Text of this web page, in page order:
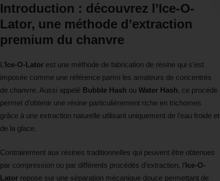
Introduction : découvrez l’Ice-O-
Lator, une méthode d’extraction
premium du chanvre
L’Ice-O-Lator est une méthode de fabrication de résine qui s’est
imposée comme une référence parmi les amateurs de concentrés
de chanvre. Aussi appelé Bubble Hash ou Water Hash, ce procédé
permet d’obtenir une résine particulièrement riche en trichomes
grâce à une extraction naturelle utilisant uniquement de l’eau froide et
de la glace.
Contrairement aux résines traditionnelles qui peuvent être obtenues
par compression ou par différents procédés d’extraction, l’Ice-O-
Lator repose sur une séparation mécanique douce permettant de